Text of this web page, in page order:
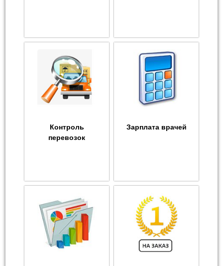
Контроль
перевозок
Зарплата врачей